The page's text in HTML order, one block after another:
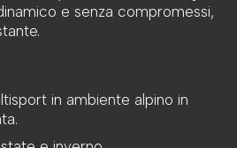
e senza compromessi,
in ambiente alpino in